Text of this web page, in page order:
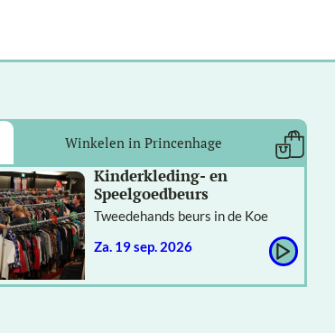
Winkelen in Princenhage
Kinderkleding- en
Speelgoedbeurs
Tweedehands beurs in de Koe
za. 19 sep. 2026